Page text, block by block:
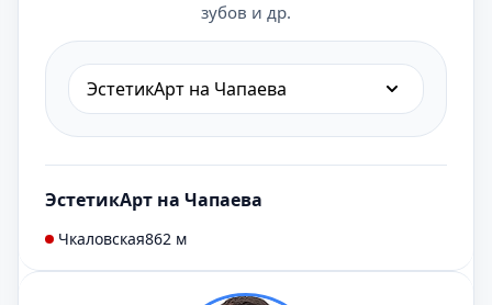
зубов и др.
ЭстетикАрт на Чапаева
ЭстетикАрт на Чапаева
Чкаловская862 м